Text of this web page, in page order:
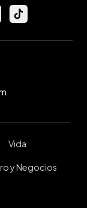
Vida
y Negocios